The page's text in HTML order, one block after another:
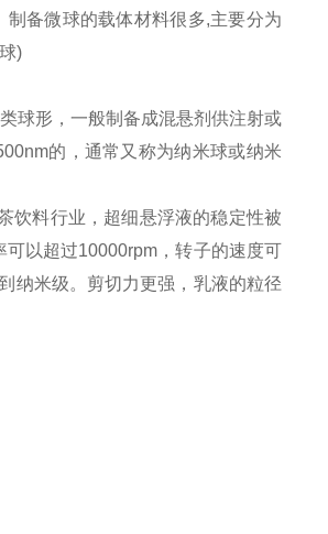
备微球的载体材料很多,主要分为
)
球形，一般制备成混悬剂供注射或
的，通常又称为纳米球或纳米
饮料行业，超细悬浮液的稳定性被
以超过10000rpm，转子的速度可
纳米级。剪切力更强，乳液的粒径